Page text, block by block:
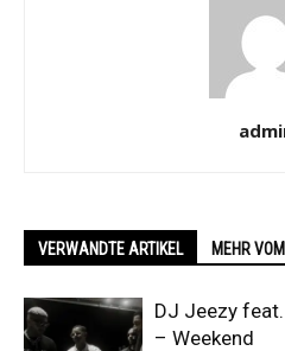
VERWANDTE ARTIKEL MEHR
DJ Jeezy
– Weekend